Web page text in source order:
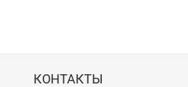
КОНТАКТЫ